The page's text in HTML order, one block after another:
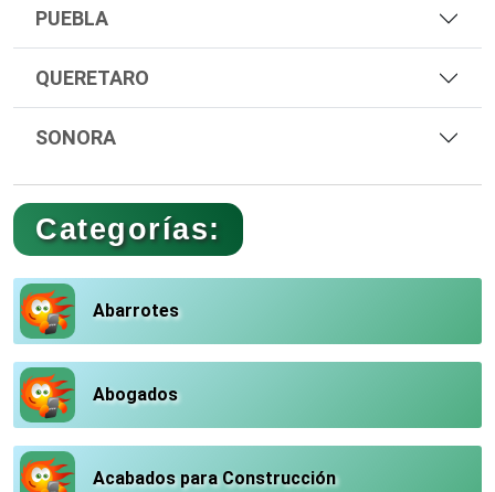
PUEBLA
QUERETARO
SONORA
Categorías:
Abarrotes
Abogados
Acabados para Construcción